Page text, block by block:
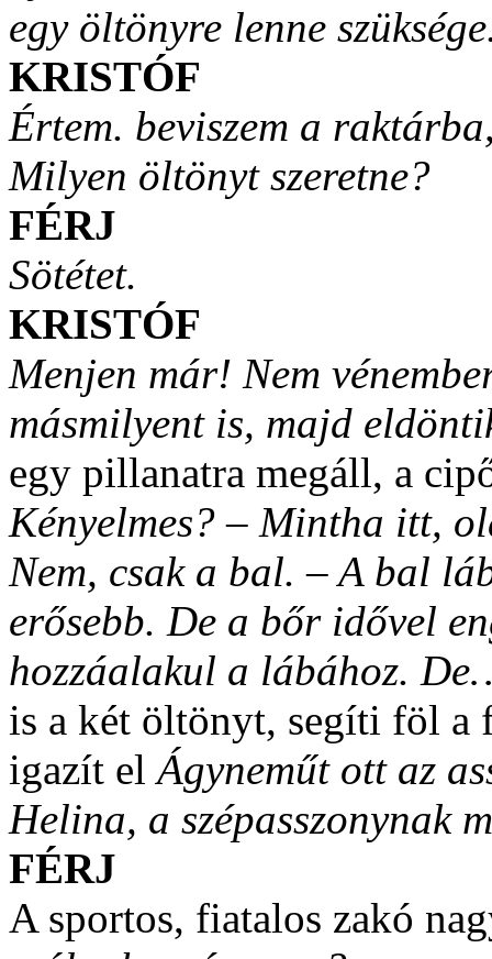
egy öltönyre lenne
KRISTÓF
Értem. beviszem a
Milyen öltönyt szeretne?
FÉRJ
Sötétet.
KRISTÓF
Menjen már! Nem
másmilyent is, majd
egy pillanatra megáll, a
Kényelmes? – Mintha itt,
Nem, csak a bal. – A bal
erősebb. De a bőr idővel
hozzáalakul a lábához.
is a két öltönyt, segíti föl a
igazít elÁgyneműt ott az
Helina, a szépasszonynak
FÉRJ
A sportos, fiatalos zakó